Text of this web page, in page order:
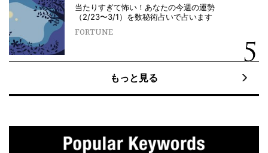
当たりすぎて怖い！あなたの今週の運勢
（2/23〜3/1）を数秘術占いで占います
FORTUNE
もっと見る